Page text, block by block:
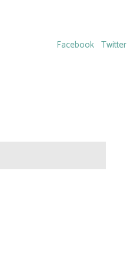
Facebook Twitter